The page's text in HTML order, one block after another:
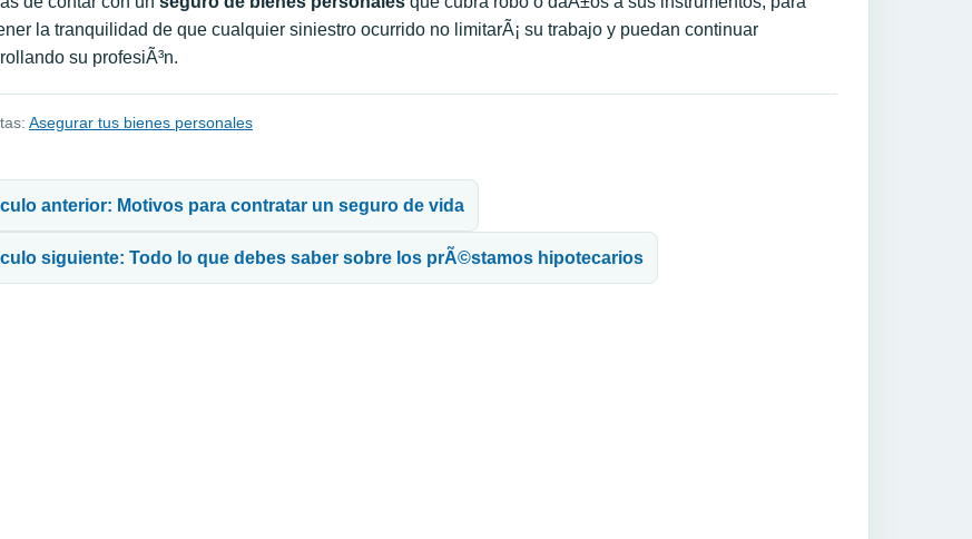
la tranquilidad de que cualquier siniestro ocurrido no limitarÃ¡ su trabajo y puedan continuar
su profesiÃ³n.
Asegurar tus bienes personales
anterior: Motivos para contratar un seguro de vida
siguiente: Todo lo que debes saber sobre los prÃ©stamos hipotecarios